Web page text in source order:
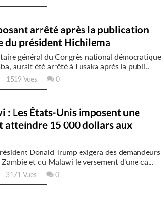
arrêté après la publication
du président Hichilema
général du Congrès national démocratique
aurait été arrêté à Lusaka après la publi...
1519 Vues 0
: Les États-Unis imposent une
atteindre 15 000 dollars aux
Donald Trump exigera des demandeurs
et du Malawi le versement d'une ca...
3171 Vues 0